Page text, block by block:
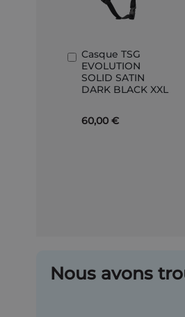
Casque TSG
EVOLUTION
SOLID SATIN
DARK BLACK XXL
60,00 €
Ajouter
au
panier
Nous avons